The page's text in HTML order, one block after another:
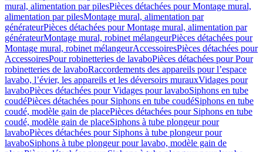
mural, alimentation par pilesPièces détachées pour Montage mural,
alimentation par pilesMontage mural, alimentation par
générateurPièces détachées pour Montage mural, alimentation par
générateurMontage mural, robinet mélangeurPièces détachées pour
Montage mural, robinet mélangeurAccessoiresPièces détachées pour
AccessoiresPour robinetteries de lavaboPièces détachées pour Pour
robinetteries de lavaboRaccordements des appareils pour l’espace
lavabo, l’évier, les appareils et les déversoirs murauxVidages pour
lavaboPièces détachées pour Vidages pour lavaboSiphons en tube
coudéPièces détachées pour Siphons en tube coudéSiphons en tube
coudé, modèle gain de placePièces détachées pour Siphons en tube
coudé, modèle gain de placeSiphons à tube plongeur pour
lavaboPièces détachées pour Siphons à tube plongeur pour
lavaboSiphons à tube plongeur pour lavabo, modèle gain de